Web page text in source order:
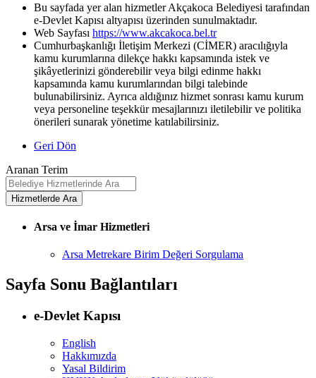
Bu sayfada yer alan hizmetler Akçakoca Belediyesi tarafından
e-Devlet Kapısı altyapısı üzerinden sunulmaktadır.
Web Sayfası https://www.akcakoca.bel.tr
Cumhurbaşkanlığı İletişim Merkezi (CİMER) aracılığıyla
kamu kurumlarına dilekçe hakkı kapsamında istek ve
şikâyetlerinizi gönderebilir veya bilgi edinme hakkı
kapsamında kamu kurumlarından bilgi talebinde
bulunabilirsiniz. Ayrıca aldığınız hizmet sonrası kamu kurum
veya personeline teşekkür mesajlarınızı iletilebilir ve politika
önerileri sunarak yönetime katılabilirsiniz.
Geri Dön
Aranan Terim
Arsa ve İmar Hizmetleri
Arsa Metrekare Birim Değeri Sorgulama
Sayfa Sonu Bağlantıları
e-Devlet Kapısı
English
Hakkımızda
Yasal Bildirim